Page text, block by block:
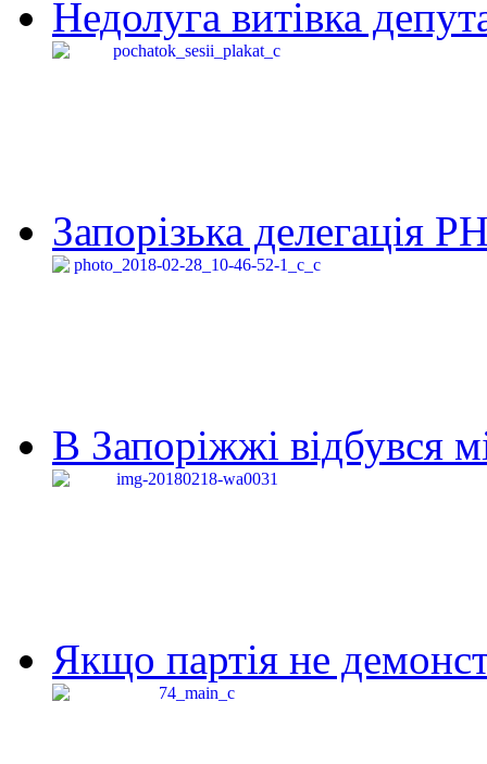
Недолуга витівка
Запорізька делегація
В Запоріжжі відбувся
Якщо партія не